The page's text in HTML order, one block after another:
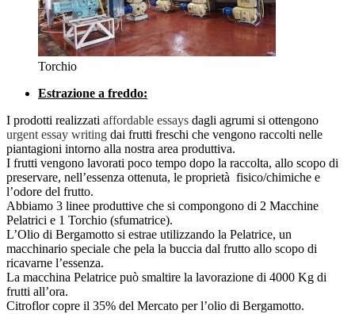
Torchio
Estrazione a freddo:
I prodotti realizzati affordable essays dagli agrumi si ottengono
urgent essay writing dai frutti freschi che vengono raccolti nelle
piantagioni intorno alla nostra area produttiva.
I frutti vengono lavorati poco tempo dopo la raccolta, allo scopo di
preservare, nell’essenza ottenuta, le proprietà fisico/chimiche e
l’odore del frutto.
Abbiamo 3 linee produttive che si compongono di 2 Macchine
Pelatrici e 1 Torchio (sfumatrice).
L’Olio di Bergamotto si estrae utilizzando la Pelatrice, un
macchinario speciale che pela la buccia dal frutto allo scopo di
ricavarne l’essenza.
La macchina Pelatrice può smaltire la lavorazione di 4000 Kg di
frutti all’ora.
Citroflor copre il 35% del Mercato per l’olio di Bergamotto.